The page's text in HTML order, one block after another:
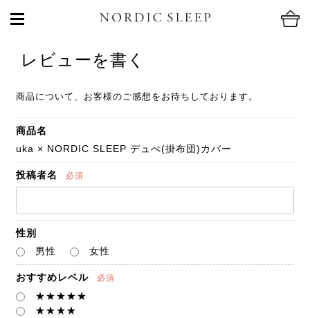
レビューを書く
商品について、お客様のご感想をお待ちしております。
商品名
uka × NORDIC SLEEP デュべ(掛布団)カバー
投稿者名 必須
性別
男性
女性
おすすめレベル 必須
★★★★★
★★★★